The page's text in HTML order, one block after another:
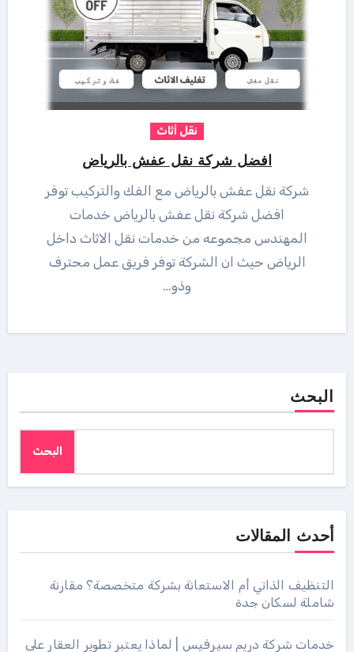
نقل أثاث
افضل شركة نقل عفش بالرياض
شركة نقل عفش بالرياض مع الفك والتركيب توفر
افضل شركة نقل عفش بالرياض خدمات
المهندس مجموعه من خدمات نقل الاثاث داخل
الرياض حيث ان الشركة توفر فريق عمل محترف
وذو…
البحث
البحث
أحدث المقالات
التنظيف الذاتي أم الاستعانة بشركة متخصصة؟ مقارنة
شاملة لسكان جدة
خدمات شركة دريم سيرفيس | لماذا يعتبر تطوير العقار على